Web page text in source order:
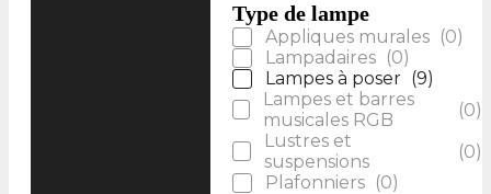
Type de lampe
Appliques murales (0)
Lampadaires (0)
Lampes à poser (9)
Lampes et barres
musicales RGB
(0)
Lustres et
suspensions
(0)
Plafonniers (0)